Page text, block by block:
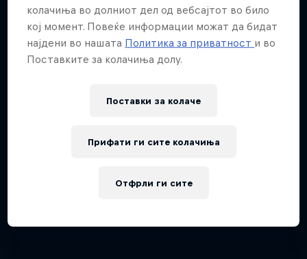
колачиња во долниот дел од вебсајтот во било
кој момент. Повеќе информации можат да бидат
најдени во нашата Политика за приватност и во
Поставките за колачиња долу.
Поставки за колачe
Отфрли ги сите
Прифати ги сите колачиња